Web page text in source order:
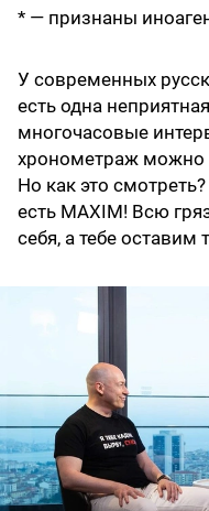
* — признаны
У современных
есть одна
многочасовые
хронометраж можно
Но как это
есть MAXIM! Всю
себя, а тебе оставим